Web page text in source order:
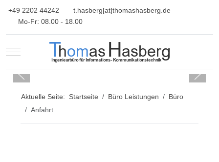
+49 2202 44242
t.hasberg[at]thomashasberg.de
Mo-Fr: 08.00 - 18.00
Mobile Menu Toggle
Aktuelle Seite: Startseite Büro Leistungen
Büro
Anfahrt